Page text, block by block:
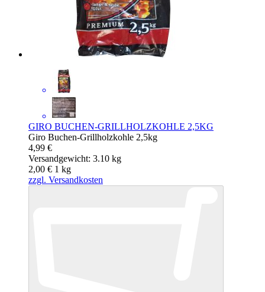
GIRO BUCHEN-GRILLHOLZKOHLE 2,5KG
Giro Buchen-Grillholzkohle 2,5kg
4,99 €
Versandgewicht: 3.10 kg
2,00 € 1 kg
zzgl. Versandkosten